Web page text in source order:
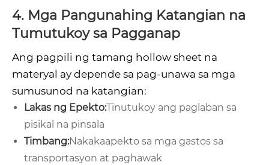
4. Mga Pangunahing Katangian na
Tumutukoy sa Pagganap
Ang pagpili ng tamang hollow sheet na
materyal ay depende sa pag-unawa sa mga
sumusunod na katangian:
Lakas ng Epekto:Tinutukoy ang paglaban sa
pisikal na pinsala
Timbang:Nakakaapekto sa mga gastos sa
transportasyon at paghawak